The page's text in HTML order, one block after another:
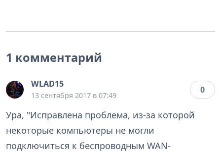
1 комментарий
WLAD15
13 сентября 2017 в 07:49
0
Ура, "Исправлена проблема, из-за которой
некоторые компьютеры не могли
подключиться к беспроводным WAN-